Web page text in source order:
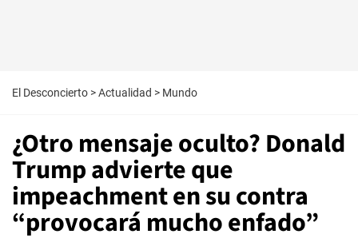
El Desconcierto >Actualidad > Mundo
¿Otro mensaje oculto? Donald
Trump advierte que
impeachment en su contra
“provocará mucho enfado”